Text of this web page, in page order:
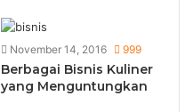
November 14, 2016 999
Berbagai Bisnis Kuliner
yang Menguntungkan